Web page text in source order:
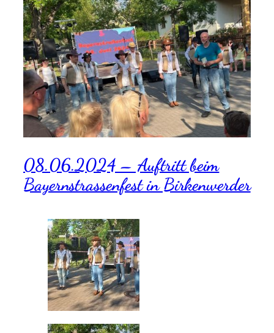
08.06.2024 – Auftritt beim
Bayernstrassenfest in Birkenwerder